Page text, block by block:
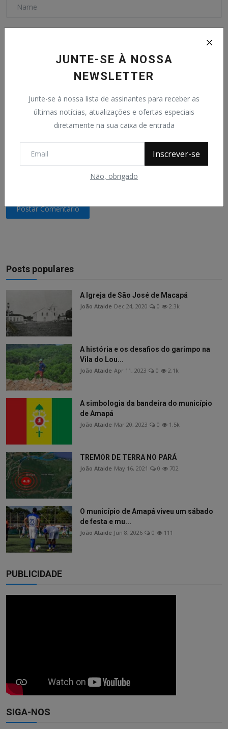
JUNTE-SE À NOSSA
NEWSLETTER
Junte-se à nossa lista de assinantes para receber as
últimas notícias, atualizações e ofertas especiais
diretamente na sua caixa de entrada
Inscrever-se
Não, obrigado
Email
Postar Comentário
Posts populares
A Igreja de São José de Macapá
João Ataide Dec 24, 2020 0 2.3k
A história e os desafios do garimpo na
Vila do Lou...
João Ataide Apr 11, 2023 0 2.1k
A simbologia da bandeira do município
de Amapá
João Ataide Mar 20, 2023 0 1.5k
TREMOR DE TERRA NO PARÁ
João Ataide May 16, 2021 0 702
O município de Amapá viveu um sábado
de festa e mu...
João Ataide Jun 8, 2026 0 111
PUBLICIDADE
SIGA-NOS